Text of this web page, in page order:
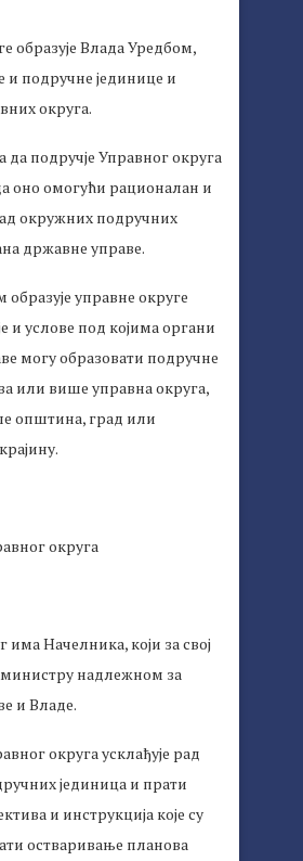
образује Влада Уредбом,
и подручне јединице и
округа.
да подручје Управног округа
оно омогући рационалан и
окружних подручних
државне управе.
управне округе
и услове под којима органи
могу образовати подручне
или више управна округа,
општина, град или
округа
има Начелника, који за свој
надлежном за
и Владе.
округа усклађује рад
јединица и прати
и инструкција које су
остваривање планова